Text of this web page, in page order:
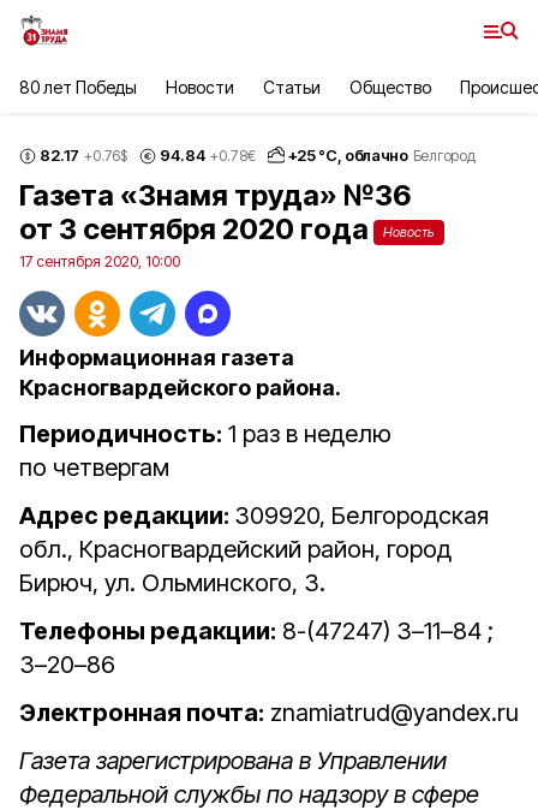
80 лет Победы Новости Статьи Общество
82.17 +0.76$ 94.84 +0.78€ +25°С, облачно Белгород
Газета «Знамя труда» №36
от 3 сентября 2020 года
Новость
17 сентября 2020, 10:00
Информационная газета
Красногвардейского района.
Периодичность: 1 раз в неделю
по четвергам
Адрес редакции: 309920, Белгородская
обл., Красногвардейский район, город
Бирюч, ул. Ольминского, 3.
Телефоны редакции: 8-(47247) 3–11–84 ;
3–20–86
Электронная почта: znamiatrud@yandex.ru
Газета зарегистрирована в Управлении
Федеральной службы по надзору в сфере